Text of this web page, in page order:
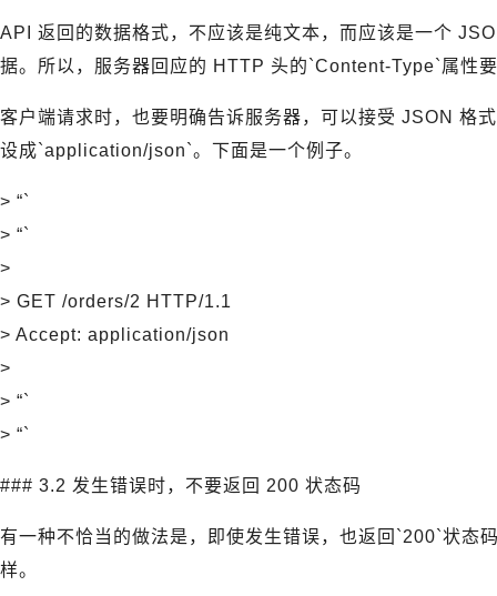
API 返回的数据格式，不应该是纯文本，而应该是一个
据。所以，服务器回应的 HTTP 头的`Content-Type`属性
客户端请求时，也要明确告诉服务器，可以接受 JSON 格
设成`application/json`。下面是一个例子。
> “`
> “`
>
> GET /orders/2 HTTP/1.1
> Accept: application/json
>
> “`
> “`
### 3.2 发生错误时，不要返回 200 状态码
有一种不恰当的做法是，即使发生错误，也返回`200`状态
样。